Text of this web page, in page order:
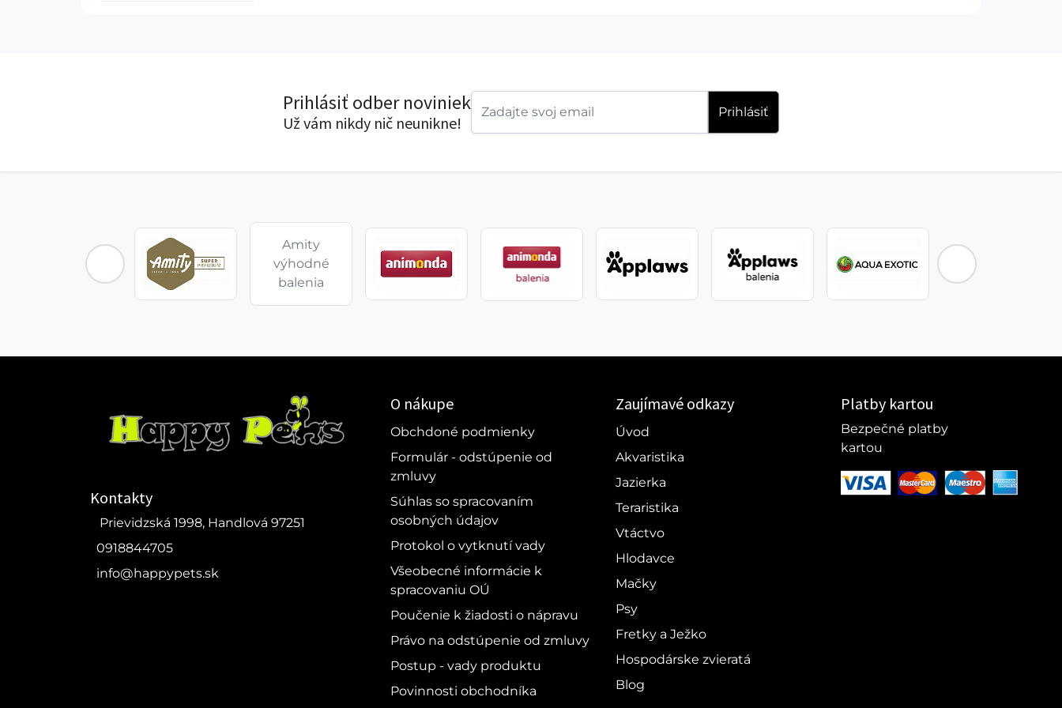
Prihlásiť odber noviniek
Už vám nikdy nič neunikne!
Prihlásiť
Amity
výhodné
balenia
Kontakty
Prievidzská 1998, Handlová 97251
0918844705
info@happypets.sk
O nákupe
Obchdoné podmienky
Formulár - odstúpenie od
zmluvy
Súhlas so spracovaním
osobných údajov
Protokol o vytknutí vady
Všeobecné informácie k
spracovaniu OÚ
Poučenie k žiadosti o nápravu
Právo na odstúpenie od zmluvy
Postup - vady produktu
Povinnosti obchodníka
Zaujímavé odkazy
Úvod
Akvaristika
Jazierka
Teraristika
Vtáctvo
Hlodavce
Mačky
Psy
Fretky a Ježko
Hospodárske zvieratá
Blog
Platby kartou
Bezpečné platby
kartou